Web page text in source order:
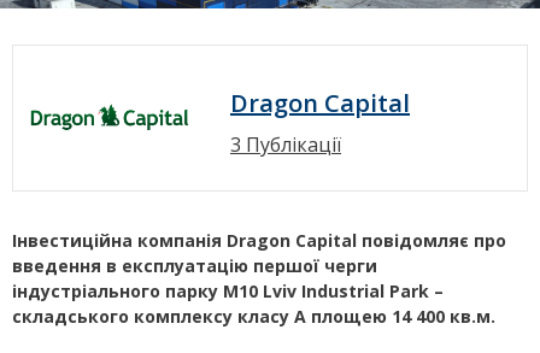
Dragon Capital
3 Публікації
Інвестиційна компанія Dragon Capital повідомляє про
введення в експлуатацію першої черги
індустріального парку М10 Lviv Industrial Park –
складського комплексу класу А площею 14 400 кв.м.